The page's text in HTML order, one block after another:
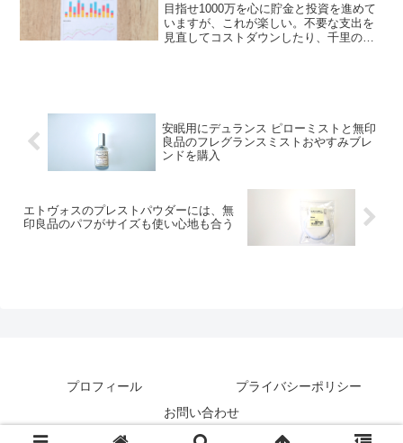
目指せ1000万を心に貯金と投資を進めて
いますが、これが楽しい。不要な支出を
見直してコストダウンしたり、千里の道
安眠用にデュランス ピローミストと無印
良品のフレグランスミストおやすみブレ
ンドを購入
エトヴォスのプレストパウダーには、無
印良品のパフがサイズも使い心地も合う
プロフィール
プライバシーポリシー
お問い合わせ